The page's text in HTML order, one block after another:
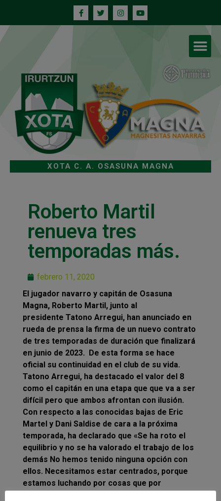
XOTA C. A. OSASUNA MAGNA
Roberto Martil
renueva tres
temporadas más.
febrero 11, 2020
El jugador navarro y capitán de Osasuna
Magna, Roberto Martil, junto al
presidente Tatono Arregui, han anunciado en
rueda de prensa la firma de un nuevo contrato
de tres temporadas de duración que finalizará
en junio de 2023. De esta forma se hace
oficial su continuidad en el club de su vida.
Tatono Arregui, ha destacado el valor del 8
como el capitán en una etapa que que va a ser
difícil pero que ambos afrontan con ilusión.
Con respecto a las conocidas bajas de Eric
Martel y Dani Saldise de cara a la próxima
temporada, ha declarado que «Se ha roto el
equilibrio y no se ha valorado el trabajo de los
demás No hemos tenido ninguna opción con
ellos. Necesitamos estar centrados, porque
estamos luchando por cosas que por